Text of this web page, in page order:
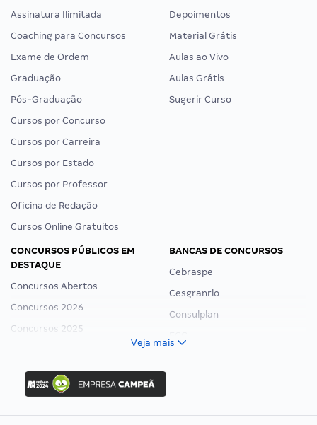
Assinatura Ilimitada
Coaching para Concursos
Exame de Ordem
Graduação
Pós-Graduação
Cursos por Concurso
Cursos por Carreira
Cursos por Estado
Cursos por Professor
Oficina de Redação
Cursos Online Gratuitos
Depoimentos
Material Grátis
Aulas ao Vivo
Aulas Grátis
Sugerir Curso
CONCURSOS PÚBLICOS EM
DESTAQUE
Concursos Abertos
Concursos 2026
Concursos 2025
Concurso Ibama
Concurso MPU
Editais publicados
BANCAS DE CONCURSOS
Cebraspe
Cesgranrio
Consulplan
Veja mais